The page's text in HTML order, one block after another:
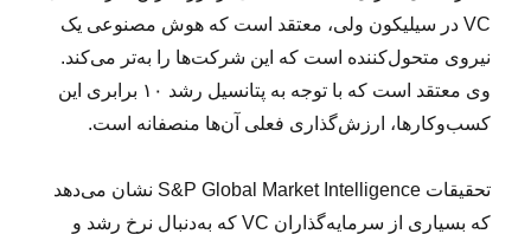
VC در سیلیکون ولی، معتقد است که هوش مصنوعی یک
نیروی متحول‌کننده است که این شرکت‌ها را به‌تر می‌کند.
وی معتقد است که با توجه به پتانسیل رشد ۱۰ برابری این
کسب‌وکارها، ارزش‌گذاری فعلی آن‌ها منصفانه است.
تحقیقات S&P Global Market Intelligence نشان می‌دهد
که بسیاری از سرمایه‌گذاران VC که به‌دنبال نرخ رشد و